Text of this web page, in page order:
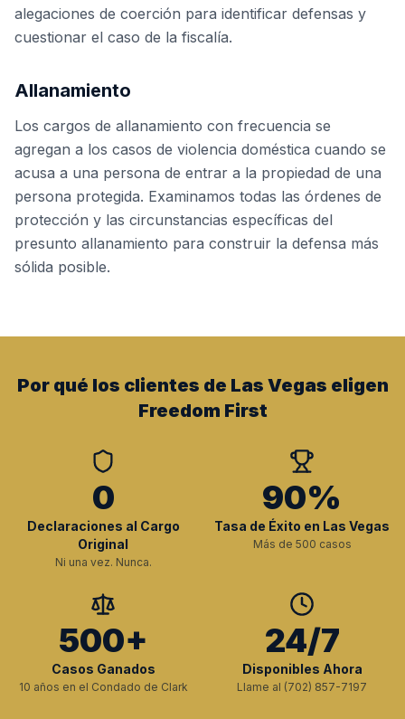
alegaciones de coerción para identificar defensas y
cuestionar el caso de la fiscalía.
Allanamiento
Los cargos de allanamiento con frecuencia se
agregan a los casos de violencia doméstica cuando se
acusa a una persona de entrar a la propiedad de una
persona protegida. Examinamos todas las órdenes de
protección y las circunstancias específicas del
presunto allanamiento para construir la defensa más
sólida posible.
Por qué los clientes de Las Vegas eligen
Freedom First
0
Declaraciones al Cargo
Original
Ni una vez. Nunca.
90%
Tasa de Éxito en Las Vegas
Más de 500 casos
500+
Casos Ganados
10 años en el Condado de Clark
24/7
Disponibles Ahora
Llame al (702) 857-7197